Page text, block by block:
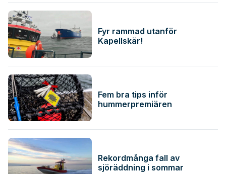
Fyr rammad utanför
Kapellskär!
Fem bra tips inför
hummerpremiären
Rekordmånga fall av
sjöräddning i sommar